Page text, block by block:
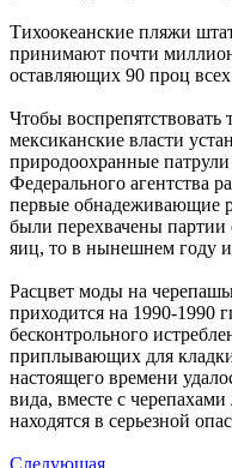
Тихоокеанские пляжи
принимают почти
оставляющих 90 проц
Чтобы
мексиканские власти
природоохранные
Федерального агентства
первые обнадеживающие
были перехвачены
яиц, то в нынешнем году
Расцвет моды на
приходится на 1990-1990
бесконтрольного
приплывающих для
настоящего времени
вида, вместе с
находятся в серьезной
Следующая